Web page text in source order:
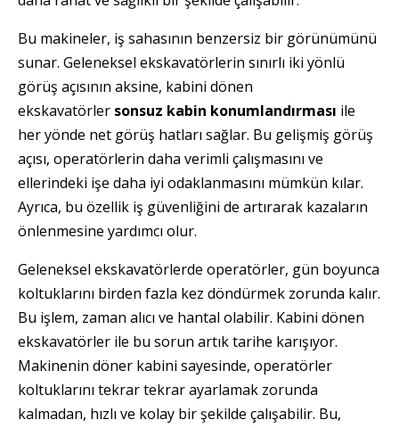
Bu makineler, iş sahasının benzersiz bir görünümünü
sunar. Geleneksel ekskavatörlerin sınırlı iki yönlü
görüş açısının aksine, kabini dönen
ekskavatörler sonsuz kabin konumlandırması ile
her yönde net görüş hatları sağlar. Bu gelişmiş görüş
açısı, operatörlerin daha verimli çalışmasını ve
ellerindeki işe daha iyi odaklanmasını mümkün kılar.
Ayrıca, bu özellik iş güvenliğini de artırarak kazaların
önlenmesine yardımcı olur.
Geleneksel ekskavatörlerde operatörler, gün boyunca
koltuklarını birden fazla kez döndürmek zorunda kalır.
Bu işlem, zaman alıcı ve hantal olabilir. Kabini dönen
ekskavatörler ile bu sorun artık tarihe karışıyor.
Makinenin döner kabini sayesinde, operatörler
koltuklarını tekrar tekrar ayarlamak zorunda
kalmadan, hızlı ve kolay bir şekilde çalışabilir. Bu,